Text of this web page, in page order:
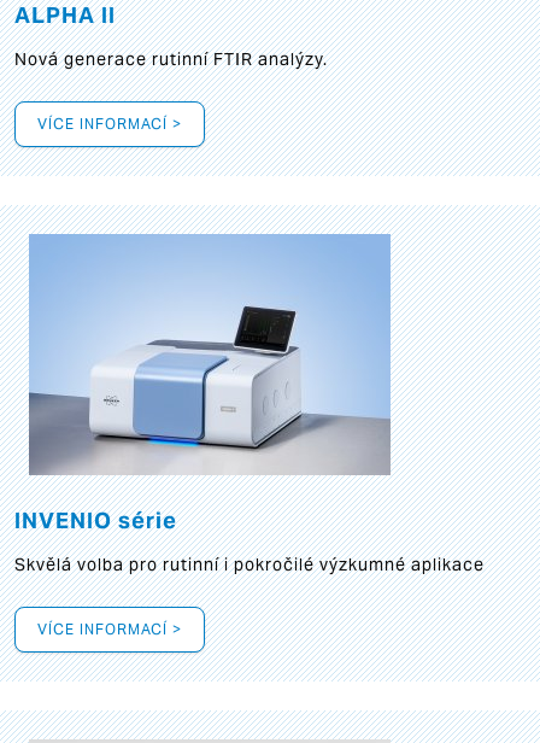
ALPHA II
Nová generace rutinní FTIR analýzy.
VÍCE INFORMACÍ >
INVENIO série
Skvělá volba pro rutinní i pokročilé výzkumné aplikace
VÍCE INFORMACÍ >